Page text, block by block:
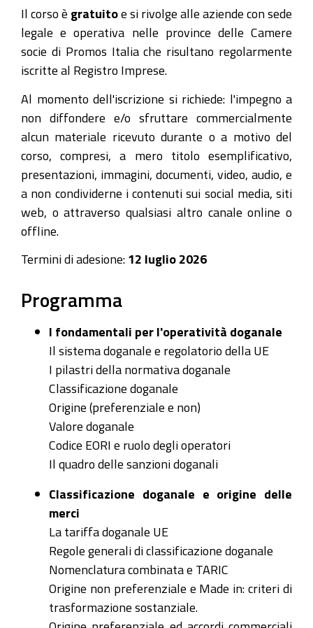
12:00
Il corso è gratuito e si rivolge alle aziende con sede
legale e operativa nelle province delle Camere
socie di Promos Italia che risultano regolarmente
iscritte al Registro Imprese.
Al momento dell'iscrizione si richiede: l'impegno a
non diffondere e/o sfruttare commercialmente
alcun materiale ricevuto durante o a motivo del
corso, compresi, a mero titolo esemplificativo,
presentazioni, immagini, documenti, video, audio, e
a non condividerne i contenuti sui social media, siti
web, o attraverso qualsiasi altro canale online o
offline.
Termini di adesione: 12 luglio 2026
Programma
I fondamentali per l'operatività doganale
Il sistema doganale e regolatorio della UE
I pilastri della normativa doganale
Classificazione doganale
Origine (preferenziale e non)
Valore doganale
Codice EORI e ruolo degli operatori
Il quadro delle sanzioni doganali
Classificazione doganale e origine delle
merci
La tariffa doganale UE
Regole generali di classificazione doganale
Nomenclatura combinata e TARIC
Origine non preferenziale e Made in: criteri di
trasformazione sostanziale.